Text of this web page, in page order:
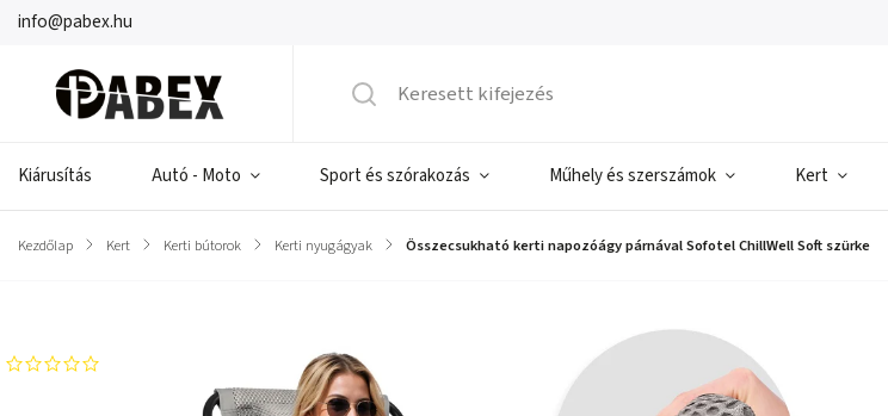
info@pabex.hu
Kiárusítás Autó - Moto Sport és szórakozás Műhely és szerszámok Kert
Kezdőlap / Kert / Kerti bútorok / Kerti nyugágyak / Összecsukható kerti napozóágy párnával Sofotel ChillWell Soft szürke